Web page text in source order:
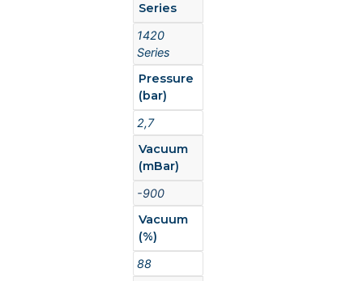
Series
1420
Series
Pressure
(bar)
2,7
Vacuum
(mBar)
-900
Vacuum
(%)
88